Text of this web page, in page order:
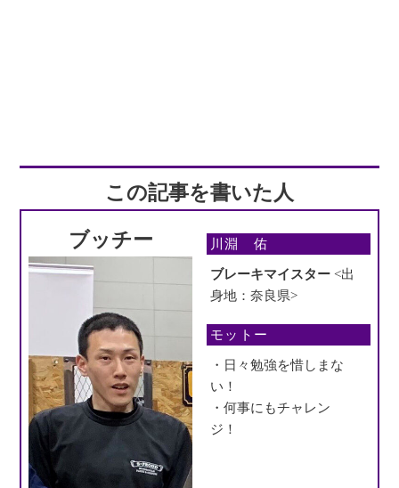
この記事を書いた人
ブッチー 川淵 佑
ブレーキマイスター<出
身地：奈良県>
モットー
・日々勉強を惜しまな
い！
・何事にもチャレン
ジ！